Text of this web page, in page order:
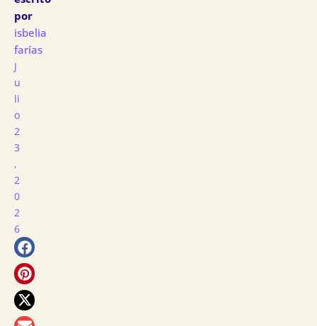
por
isbelia
farías
J
U
Li
O
2
3
,
2
0
2
6